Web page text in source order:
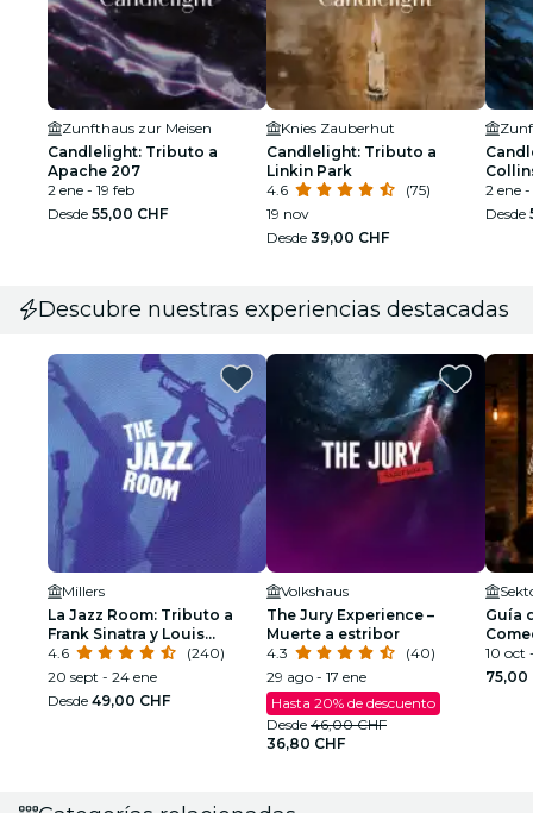
Zunfthaus zur Meisen
Candlelight: Tributo a
Apache 207
2 ene - 19 feb
Desde 55,00 CHF
Knies Zauberhut
Candlelight: Tributo a
Linkin Park
4.6
(75)
19 nov
Desde 39,00 CHF
2 ene -
Desde
Descubre nuestras experiencias destacadas
Millers
La Jazz Room: Tributo a
Frank Sinatra y Louis
Armstrong
4.6
(240)
20 sept - 24 ene
Desde 49,00 CHF
Volkshaus
The Jury Experience –
Muerte a estribor
4.3
(40)
29 ago - 17 ene
Hasta 20% de descuento
Desde 46,00 CHF
36,80 CHF
Guía
10 oct
75,00